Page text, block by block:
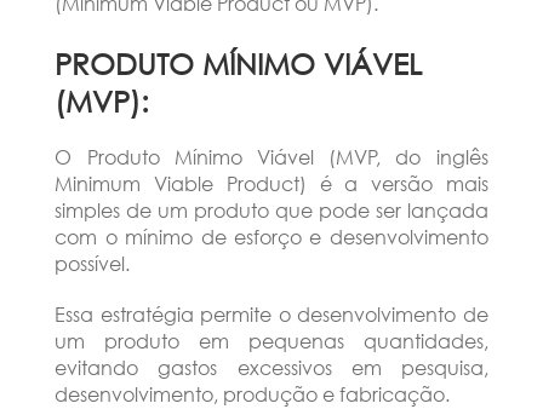
PRODUTO MÍNIMO VIÁVEL
(MVP):
O Produto Mínimo Viável (MVP, do inglês
Minimum Viable Product) é a versão mais
simples de um produto que pode ser lançada
com o mínimo de esforço e desenvolvimento
possível.
Essa estratégia permite o desenvolvimento de
um produto em pequenas quantidades,
evitando gastos excessivos em pesquisa,
desenvolvimento, produção e fabricação.